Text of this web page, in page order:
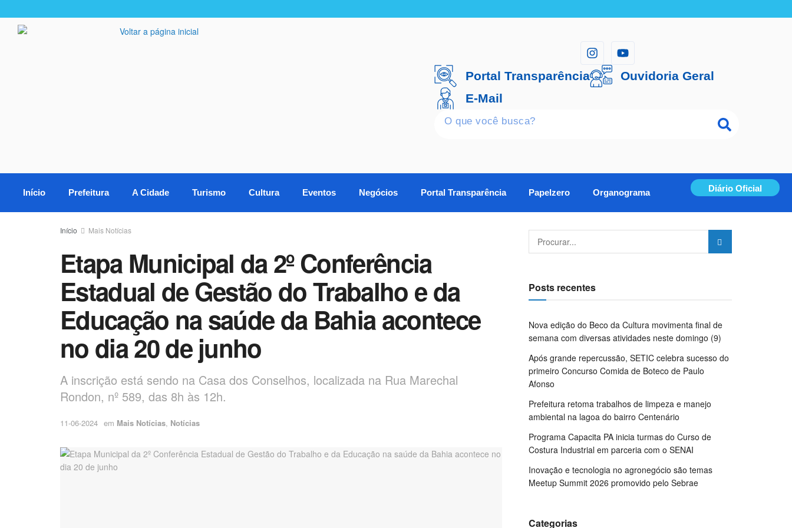
Portal Transparência
Ouvidoria Geral
E-Mail
Início Prefeitura A Cidade Turismo Cultura Eventos Negócios Portal Transparência Papelzero Organograma Diário Oficial
Início Mais Notícias
Etapa Municipal da 2º Conferência
Estadual de Gestão do Trabalho e da
Educação na saúde da Bahia acontece
no dia 20 de junho
A inscrição está sendo na Casa dos Conselhos, localizada na Rua Marechal
Rondon, nº 589, das 8h às 12h.
11-06-2024 em Mais Notícias, Notícias
Posts recentes
Nova edição do Beco da Cultura movimenta final de
semana com diversas atividades neste domingo (9)
Após grande repercussão, SETIC celebra sucesso do
primeiro Concurso Comida de Boteco de Paulo
Afonso
Prefeitura retoma trabalhos de limpeza e manejo
ambiental na lagoa do bairro Centenário
Programa Capacita PA inicia turmas do Curso de
Costura Industrial em parceria com o SENAI
Inovação e tecnologia no agronegócio são temas
Meetup Summit 2026 promovido pelo Sebrae
Categorias